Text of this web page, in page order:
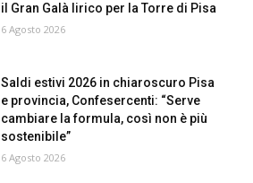
il Gran Galà lirico per la Torre di Pisa
6 Agosto 2026
Saldi estivi 2026 in chiaroscuro Pisa
e provincia, Confesercenti: “Serve
cambiare la formula, così non è più
sostenibile”
6 Agosto 2026